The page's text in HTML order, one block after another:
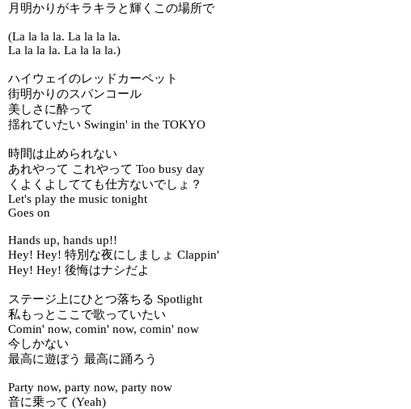
月明かりがキラキラと輝くこの場所で
(La la la la. La la la la.
La la la la. La la la la.)
ハイウェイのレッドカーペット
街明かりのスパンコール
美しさに酔って
揺れていたい Swingin' in the TOKYO
時間は止められない
あれやって これやって Too busy day
くよくよしてても仕方ないでしょ？
Let's play the music tonight
Goes on
Hands up, hands up!!
Hey! Hey! 特別な夜にしましょ Clappin'
Hey! Hey! 後悔はナシだよ
ステージ上にひとつ落ちる Spotlight
私もっとここで歌っていたい
Comin' now, comin' now, comin' now
今しかない
最高に遊ぼう 最高に踊ろう
Party now, party now, party now
音に乗って (Yeah)